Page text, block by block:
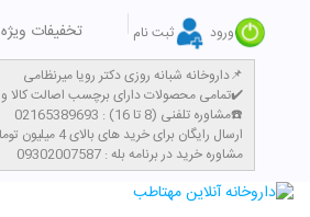
ورود ثبت نام تخفیفات ویژه
داروخانه شبانه روزی دکتر رویا میرنظامی📌
تمامی محصولات دارای برچسب اصالت کالا و سیب سلامت میباشند✔️
مشاوره تلفنی (8 تا 16) : 02165389693☎️
​ارسال رایگان برای خرید های بالای 4 میلیون تومان با پست پیشتاز
مشاوره خرید در برنامه بله : 09302007587